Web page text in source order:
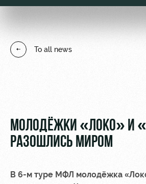
Players
Photo
ticket
VIP Boxes
ВИП-ЗОНЫ
Disabled
supporters
Sponsors
To all news
МОЛОДЁЖКИ «ЛОКО» И
РАЗОШЛИСЬ МИРОМ
В 6-м туре МФЛ молодёжка